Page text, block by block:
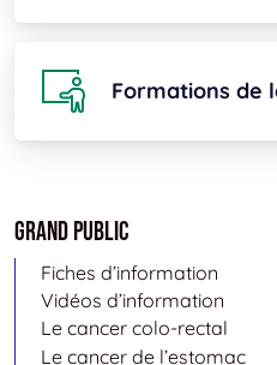
Formations de
Grand public
Fiches d’information
Vidéos d’information
Le cancer colo-rectal
Le cancer de l’estomac